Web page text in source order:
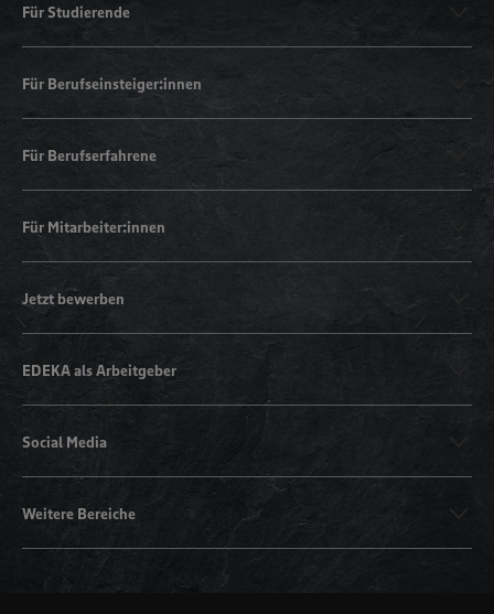
Für Studierende
Für Berufseinsteiger:innen
Für Berufserfahrene
Für Mitarbeiter:innen
Jetzt bewerben
EDEKA als Arbeitgeber
Social Media
Weitere Bereiche